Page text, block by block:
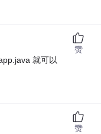
就可以
赞
赞